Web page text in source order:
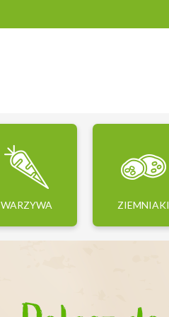
WARZYWA ZIEMNIAKI